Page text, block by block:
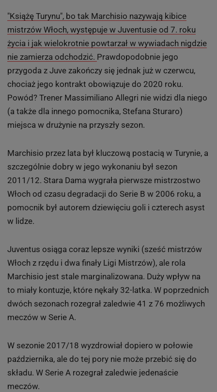
"Książę Turynu", bo tak Marchisio nazywają kibice
mistrzów Włoch, występuje w Juventusie od 7. roku
życia i jak wielokrotnie powtarzał w wywiadach nigdzie
nie zamierza odchodzić. Prawdopodobnie jego
przygoda z Juve zakończy się jednak już w czerwcu,
chociaż jego kontrakt obowiązuje do 2020 roku.
Powód? Trener Massimiliano Allegri nie widzi dla niego
(a także dla innego pomocnika, Stefana Sturaro)
miejsca w drużynie na przyszły sezon.
Marchisio przez lata był kluczową postacią w Turynie, a
szczególnie dobry w jego wykonaniu był sezon
2011/12. Stara Dama wygrała pierwsze mistrzostwo
Włoch od czasu degradacji do Serie B w 2006 roku, a
pomocnik był autorem dziewięciu goli i czterech asyst
w lidze.
Juventus osiąga coraz lepsze wyniki (sześć mistrzów
Włoch z rzędu i dwa finały Ligi Mistrzów), ale rola
Marchisio jest stale marginalizowana. Duży wpływ na
to miały kontuzje, które nękały 32-latka. W poprzednich
dwóch sezonach rozegrał zaledwie 41 z 76 możliwych
meczów w Serie A.
W sezonie 2017/18 wyzdrowiał dopiero w połowie
października, ale do tej pory nie może przebić się do
składu. W Serie A rozegrał zaledwie jedenaście
meczów.